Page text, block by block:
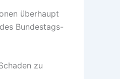
überhaupt
Bundestags-
zu